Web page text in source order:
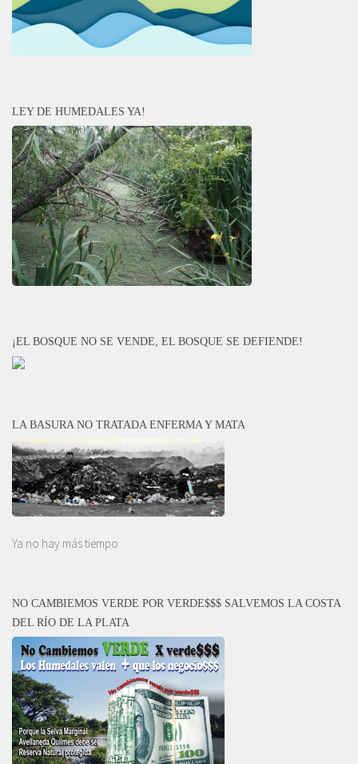
LEY DE HUMEDALES YA!
¡EL BOSQUE NO SE VENDE, EL BOSQUE SE DEFIENDE!
LA BASURA NO TRATADA ENFERMA Y MATA
Ya no hay más tiempo
NO CAMBIEMOS VERDE POR VERDE$$$ SALVEMOS LA COSTA
DEL RÍO DE LA PLATA